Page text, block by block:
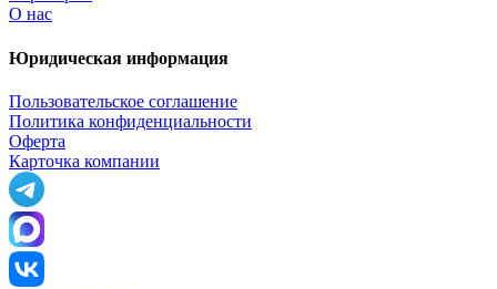
О нас
Юридическая информация
Пользовательское соглашение
Политика конфиденциальности
Оферта
Карточка компании